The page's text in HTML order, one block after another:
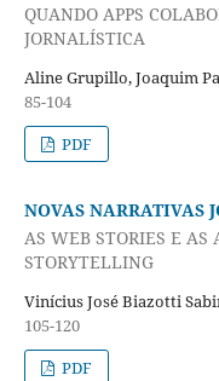
QUANDO APPS
JORNALÍSTICA
Aline Grupillo, Joaquim
85-104
PDF
NOVAS NARRATIVAS
AS WEB STORIES E AS
STORYTELLING
Vinícius José Biazotti
105-120
PDF